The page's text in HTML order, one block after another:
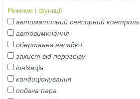
Режими і функції
автоматичний сенсорний контроль
автовимкнення
обертання насадки
захист від перегріву
іонізація
кондиціонування
подача пара